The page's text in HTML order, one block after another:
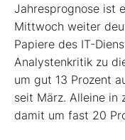
Jahresprognose ist
Mittwoch weiter
Papiere des IT-
Analystenkritik zu
um gut 13 Prozent
seit März. Alleine in
damit um fast 20